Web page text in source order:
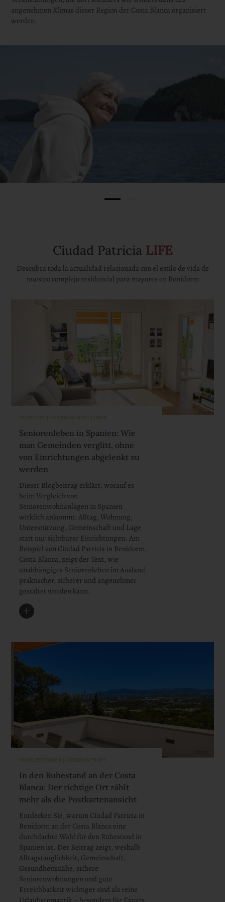
angenehmen Klimas dieser Region der Costa Blanca organisiert
werden.
Ciudad Patricia LIFE
Descubra toda la actualidad relacionada con el estilo de vida de
nuestro complejo residencial para mayores en Benidorm
AKTIVITÄT | GEMEINSCHAFT | ORTE
Seniorenleben in Spanien: Wie
man Gemeinden verglitt, ohne
von Einrichtungen abgelenkt zu
werden
Dieser Blogbeitrag erklärt, worauf es
beim Vergleich von
Seniorenwohnanlagen in Spanien
wirklich ankommt: Alltag, Wohnung,
Unterstützung, Gemeinschaft und Lage
statt nur sichtbarer Einrichtungen. Am
Beispiel von Ciudad Patricia in Benidorm,
Costa Blanca, zeigt der Text, wie
unabhängiges Seniorenleben im Ausland
praktischer, sicherer und angenehmer
gestaltet werden kann.
WOHLBEFINDEN | GEMEINSCHAFT
In den Ruhestand an der Costa
Blanca: Der richtige Ort zählt
mehr als die Postkartenansicht
Entdecken Sie, warum Ciudad Patricia in
Benidorm an der Costa Blanca eine
durchdachte Wahl für den Ruhestand in
Spanien ist. Der Beitrag zeigt, weshalb
Alltagstauglichkeit, Gemeinschaft,
Gesundheitsnähe, sichere
Seniorenwohnungen und gute
Erreichbarkeit wichtiger sind als reine